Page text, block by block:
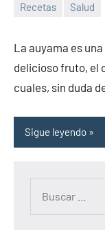
Recetas Salud
la
salud
comentarios
La auyama es
delicioso fruto, el
cuales, sin duda
Sigue leyendo